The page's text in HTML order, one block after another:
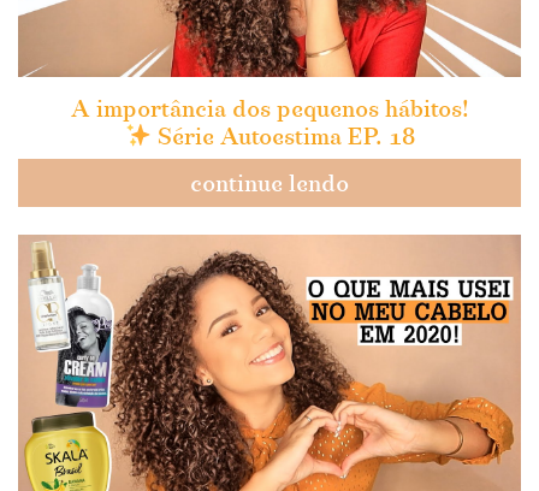
A importância dos pequenos hábitos!
Série Autoestima EP. 18
continue lendo